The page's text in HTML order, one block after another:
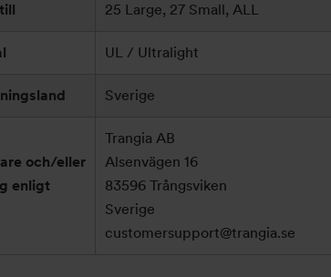
25 Large, 27 Small, ALL
UL / Ultralight
Sverige
och/eller
enligt
Trangia AB
Alsenvägen 16
83596 Trångsviken
Sverige
customersupport@trangia.se